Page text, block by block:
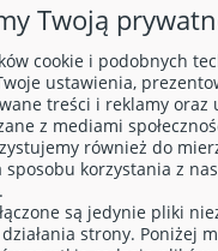
Twoją
cookie i podobnych
ustawienia,
treści i reklamy oraz
z mediami
również do
sposobu korzystania z
są jedynie pliki
strony. Poniżej